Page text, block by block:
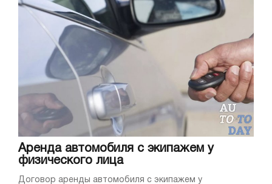
Аренда автомобиля с экипажем у
физического лица
Договор аренды автомобиля с экипажем у